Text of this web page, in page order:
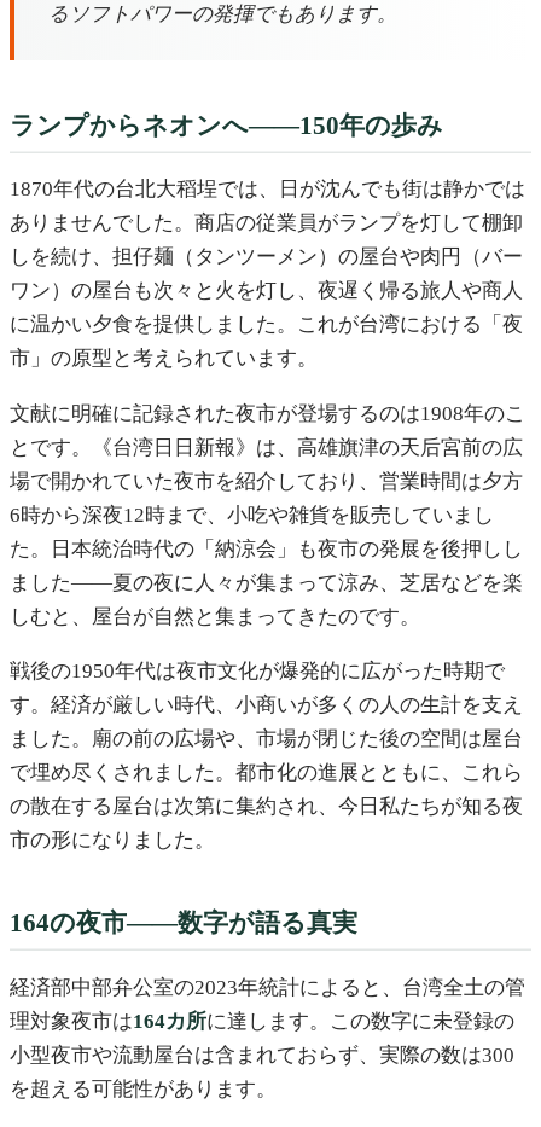
るソフトパワーの発揮でもあります。
ランプからネオンへ——150年の歩み
1870年代の台北大稻埕では、日が沈んでも街は静かでは
ありませんでした。商店の従業員がランプを灯して棚卸
しを続け、担仔麺（タンツーメン）の屋台や肉円（バー
ワン）の屋台も次々と火を灯し、夜遅く帰る旅人や商人
に温かい夕食を提供しました。これが台湾における「夜
市」の原型と考えられています。
文献に明確に記録された夜市が登場するのは1908年のこ
とです。《台湾日日新報》は、高雄旗津の天后宮前の広
場で開かれていた夜市を紹介しており、営業時間は夕方
6時から深夜12時まで、小吃や雑貨を販売していまし
た。日本統治時代の「納涼会」も夜市の発展を後押しし
ました——夏の夜に人々が集まって涼み、芝居などを楽
しむと、屋台が自然と集まってきたのです。
戦後の1950年代は夜市文化が爆発的に広がった時期で
す。経済が厳しい時代、小商いが多くの人の生計を支え
ました。廟の前の広場や、市場が閉じた後の空間は屋台
で埋め尽くされました。都市化の進展とともに、これら
の散在する屋台は次第に集約され、今日私たちが知る夜
市の形になりました。
164の夜市——数字が語る真実
経済部中部弁公室の2023年統計によると、台湾全土の管
理対象夜市は164カ所に達します。この数字に未登録の
小型夜市や流動屋台は含まれておらず、実際の数は300
を超える可能性があります。